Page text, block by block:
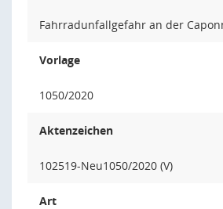
Fahrradunfallgefahr an der
Vorlage
1050/2020
Aktenzeichen
102519-Neu1050/2020 (V)
Art